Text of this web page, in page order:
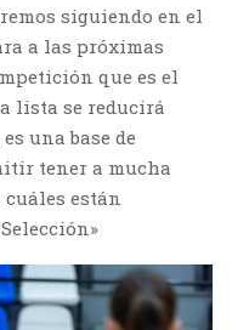
siguiendo en el
a las próximas
que es el
lista se reducirá
una base de
tener a mucha
están